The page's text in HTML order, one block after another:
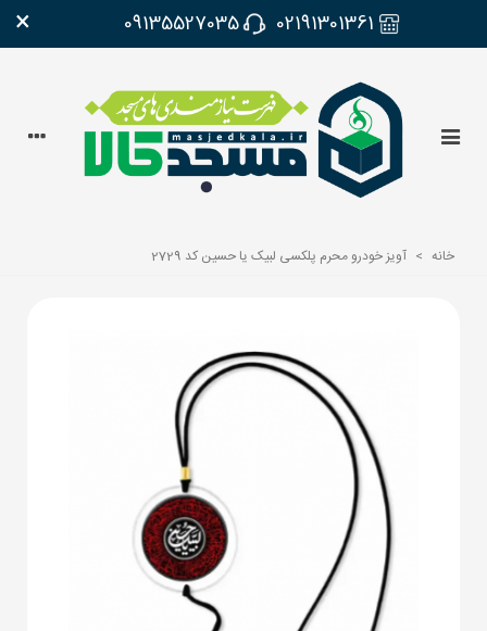
02191301361
09135527035
×
خانه > آویز خودرو محرم پلکسی لبیک یا حسین کد 2729